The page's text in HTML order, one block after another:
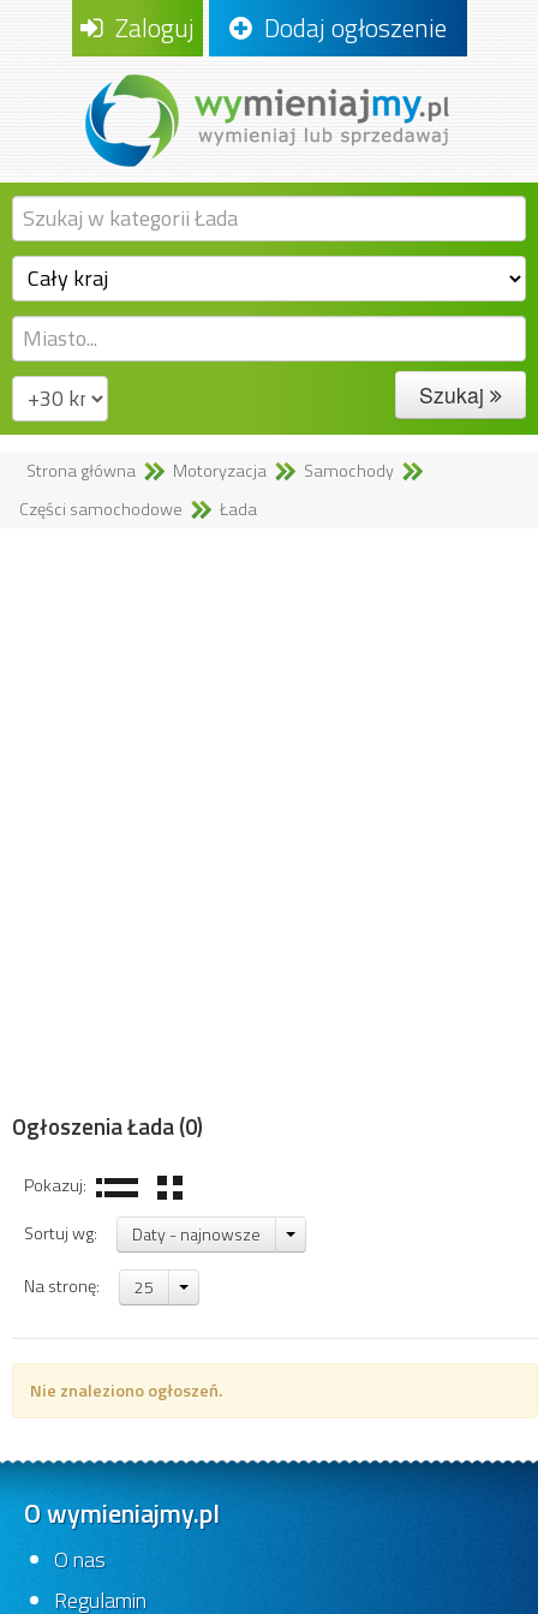
Zaloguj Dodaj ogłoszenie
Szukaj
Strona główna Motoryzacja
Samochody
Części samochodowe
Łada
Ogłoszenia Łada(0)
Pokazuj:
Sortuj wg:
Daty - najnowsze
Na stronę: 25
Nie znaleziono ogłoszeń.
O wymieniajmy.pl
O nas
Regulamin